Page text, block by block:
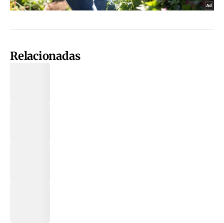
Relacionadas